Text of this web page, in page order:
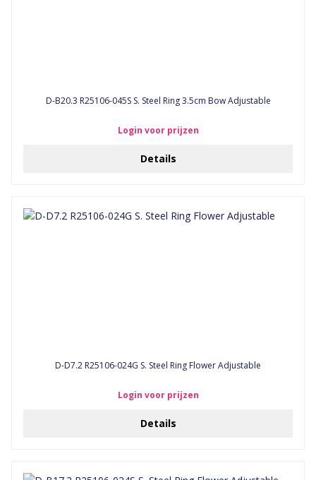
D-B20.3 R25106-045S S. Steel Ring 3.5cm Bow Adjustable
Login voor prijzen
Details
D-D7.2 R25106-024G S. Steel Ring Flower Adjustable
Login voor prijzen
Details